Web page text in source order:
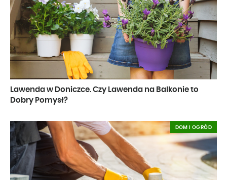
Lawenda w Doniczce. Czy Lawenda na Balkonie to
Dobry Pomysł?
DOM I OGRÓD